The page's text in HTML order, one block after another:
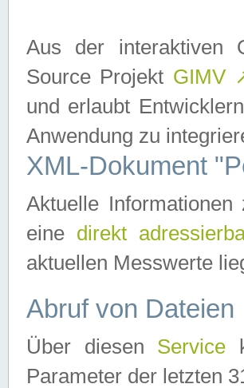
Aus der interaktiven
Source Projekt GIMV
und erlaubt
Anwendung zu
XML-Dokument
Aktuelle
eine direkt
aktuellen Messwerte
Abruf von Dateien
Über diesen Service
Parameter der letzten